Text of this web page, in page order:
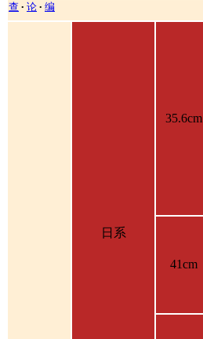
查 • 论 • 编
日系
35.6cm
41cm